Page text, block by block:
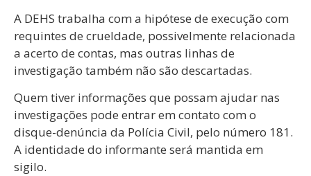
A DEHS trabalha com a hipótese de execução com
requintes de crueldade, possivelmente relacionada
a acerto de contas, mas outras linhas de
investigação também não são descartadas.
Quem tiver informações que possam ajudar nas
investigações pode entrar em contato com o
disque-denúncia da Polícia Civil, pelo número 181.
A identidade do informante será mantida em
sigilo.